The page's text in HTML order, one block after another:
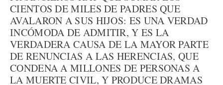
CIENTOS DE MILES DE PADRES QUE
AVALARON A SUS HIJOS: ES UNA VERDAD
INCÓMODA DE ADMITIR, Y ES LA
VERDADERA CAUSA DE LA MAYOR PARTE
DE RENUNCIAS A LAS HERENCIAS, QUE
CONDENA A MILLONES DE PERSONAS A
LA MUERTE CIVIL, Y PRODUCE DRAMAS